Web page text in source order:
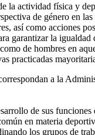
actividad física y
de género en
así como acciones
garantizar la
de hombres en
practicadas
a la
de sus
en materia
los grupos de